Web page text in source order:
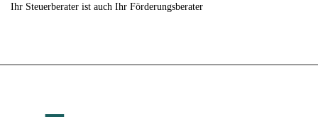
Ihr Steuerberater ist auch Ihr Förderungsberater